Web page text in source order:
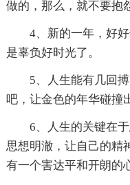
做的，那么，就不要抱
4、新的一年，好
是辜负好时光了。
5、人生能有几回
吧，让金色的年华碰撞
6、人生的关键在
思想明澈，让自己的精
有一个害达平和开朗的